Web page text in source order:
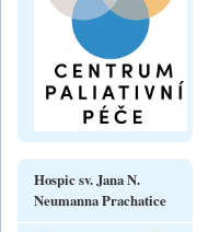
Hospic sv. Jana N.
Neumanna Prachatice